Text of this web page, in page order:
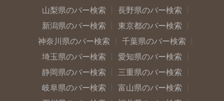
山梨県のバー検索
長野県のバー検索
新潟県のバー検索
東京都のバー検索
神奈川県のバー検索
千葉県のバー検索
埼玉県のバー検索
愛知県のバー検索
静岡県のバー検索
三重県のバー検索
岐阜県のバー検索
富山県のバー検索